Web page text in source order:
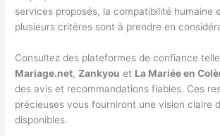
services proposés, la compatibilité humaine
plusieurs critères sont à prendre en
Consultez des plateformes de confiance
Mariage.net,Zankyou et La Mariée en
des avis et recommandations fiables. Ces
précieuses vous fourniront une vision claire
disponibles.